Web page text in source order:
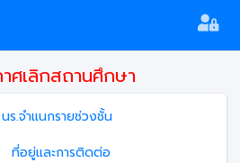
าศเลิกสถานศึกษา
นร.จำแนกรายช่วงชั้น
ที่อยู่และการติดต่อ